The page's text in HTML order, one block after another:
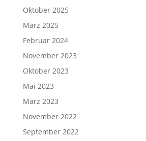
Oktober 2025
März 2025
Februar 2024
November 2023
Oktober 2023
Mai 2023
März 2023
November 2022
September 2022